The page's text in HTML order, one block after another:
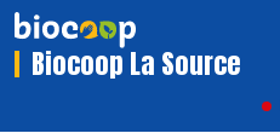
Biocoop La Source